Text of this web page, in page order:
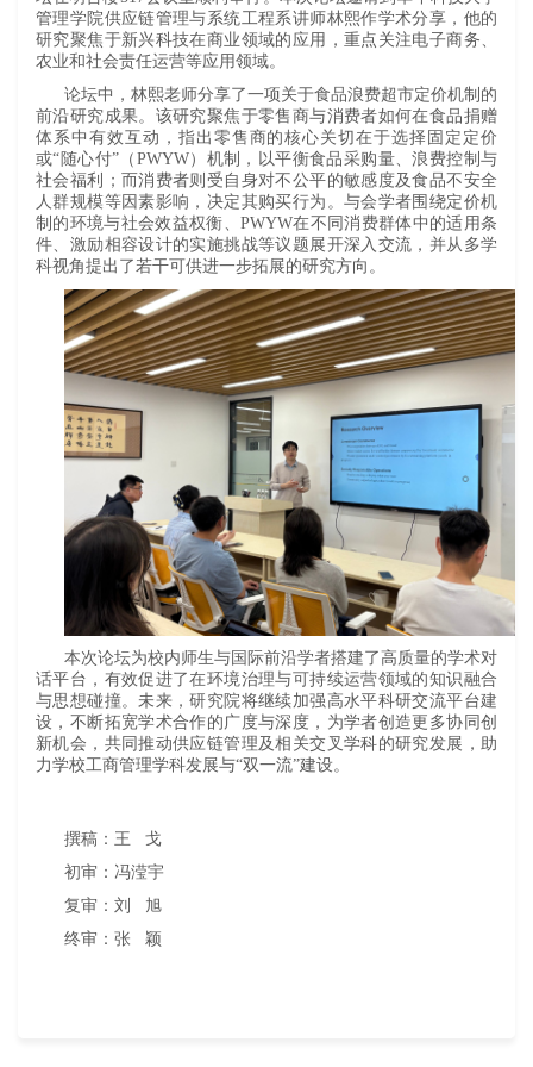
管理学院供应链管理与系统工程系讲师林熙作学术分享，他的
研究聚焦于新兴科技在商业领域的应用，重点关注电子商务、
农业和社会责任运营等应用领域。
论坛中，林熙老师分享了一项关于食品浪费超市定价机制的
前沿研究成果。该研究聚焦于零售商与消费者如何在食品捐赠
体系中有效互动，指出零售商的核心关切在于选择固定定价
或“随心付”（PWYW）机制，以平衡食品采购量、浪费控制与
社会福利；而消费者则受自身对不公平的敏感度及食品不安全
人群规模等因素影响，决定其购买行为。与会学者围绕定价机
制的环境与社会效益权衡、PWYW在不同消费群体中的适用条
件、激励相容设计的实施挑战等议题展开深入交流，并从多学
科视角提出了若干可供进一步拓展的研究方向。
本次论坛为校内师生与国际前沿学者搭建了高质量的学术对
话平台，有效促进了在环境治理与可持续运营领域的知识融合
与思想碰撞。未来，研究院将继续加强高水平科研交流平台建
设，不断拓宽学术合作的广度与深度，为学者创造更多协同创
新机会，共同推动供应链管理及相关交叉学科的研究发展，助
力学校工商管理学科发展与“双一流”建设。
撰稿：王 戈
初审：冯滢宇
复审：刘 旭
终审：张 颖